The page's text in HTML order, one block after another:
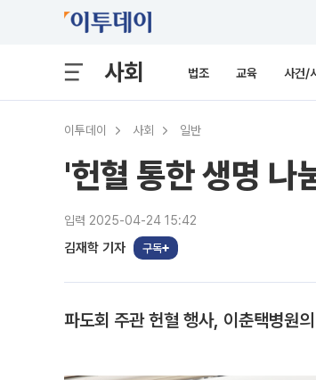
사회 법조 교육 사건/
이투데이 사회 일반
'헌혈 통한 생명 나
입력 2025-04-24 15:42
김재학 기자 구독
파도회 주관 헌혈 행사, 이춘택병원